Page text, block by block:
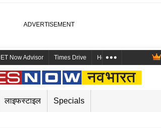
ET Now Advisor Times Drive Health and Me
लाइफस्टाइल Specials